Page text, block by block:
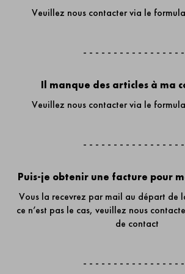
Veuillez nous contacter via le
- - - - - - - - - - - - - - - -
Il manque des articles à ma
Veuillez nous contacter via le
- - - - - - - - - - - - - - - -
Puis-je obtenir une facture pour
Vous la recevrez par mail au départ de
ce n’est pas le cas, veuillez nous
de contact
- - - - - - - - - - - - - - - -